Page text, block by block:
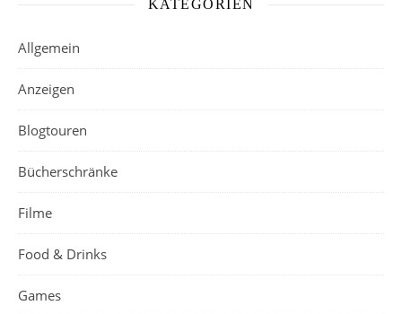
KATEGORIEN
Allgemein
Anzeigen
Blogtouren
Bücherschränke
Filme
Food & Drinks
Games